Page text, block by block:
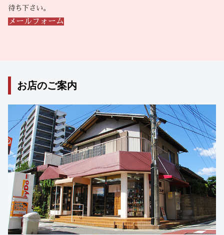
待ち下さい。
メールフォーム
お店のご案内